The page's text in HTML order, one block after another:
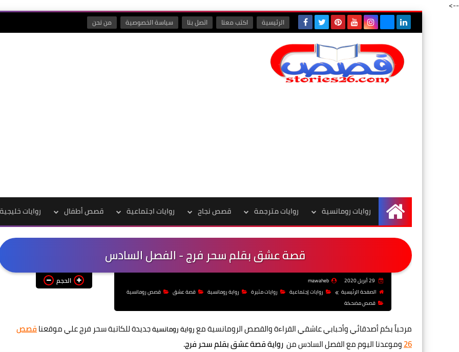
-->
الرئيسية اكتب معنا اتصل بنا سياسة الخصوصية من نحن
الرئيسية
روايات رومانسية روايات مترجمة قصص نجاح روايات اجتماعية قصص أطفال روايات خليجية
قصة عشق بقلم سحر فرج - الفصل السادس
mawaheb
الصفحة الرئيسية
روايات إجتماعية روايات مثيرة رواية رومانسية قصة عشق
قصص رومانسية
قصص مضحكة
الحجم
مرحباً بكم أصدقائي وأحبابي عاشقي القراءة والقصص الرومانسية معرواية رومانسيةجديدة للكاتبة سحر فرج علي موقعناقصص
26وموعدنا اليوم مع الفصل السادس من رواية قصة عشق بقلم سحر فرج.